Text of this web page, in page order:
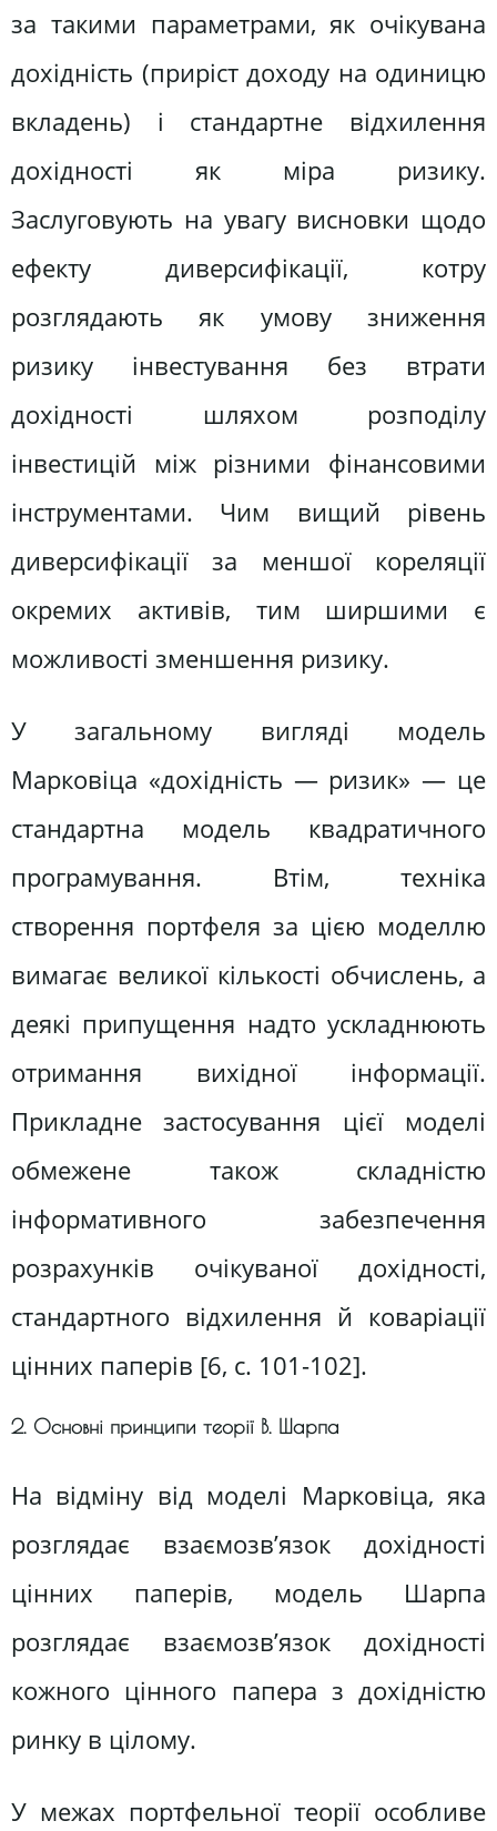
за такими параметрами, як очікувана
дохідність (приріст доходу на одиницю
вкладень) і стандартне відхилення
дохідності як міра ризику.
Заслуговують на увагу висновки щодо
ефекту диверсифікації, котру
розглядають як умову зниження
ризику інвестування без втрати
дохідності шляхом розподілу
інвестицій між різними фінансовими
інструментами. Чим вищий рівень
диверсифікації за меншої кореляції
окремих активів, тим ширшими є
можливості зменшення ризику.
У загальному вигляді модель
Марковіца «дохідність — ризик» — це
стандартна модель квадратичного
програмування. Втім, техніка
створення портфеля за цією моделлю
вимагає великої кількості обчислень, а
деякі припущення надто ускладнюють
отримання вихідної інформації.
Прикладне застосування цієї моделі
обмежене також складністю
інформативного забезпечення
розрахунків очікуваної дохідності,
стандартного відхилення й коваріації
цінних паперів [6, c. 101-102].
2. Основні принципи теорії В. Шарпа
На відміну від моделі Марковіца, яка
розглядає взаємозв’язок дохідності
цінних паперів, модель Шарпа
розглядає взаємозв’язок дохідності
кожного цінного папера з дохідністю
ринку в цілому.
У межах портфельної теорії особливе